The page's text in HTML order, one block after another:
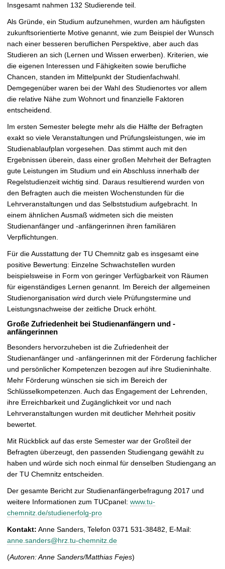
Insgesamt nahmen 132 Studierende teil.
Als Gründe, ein Studium aufzunehmen, wurden am häufigsten
zukunftsorientierte Motive genannt, wie zum Beispiel der Wunsch
nach einer besseren beruflichen Perspektive, aber auch das
Studieren an sich (Lernen und Wissen erwerben). Kriterien, wie
die eigenen Interessen und Fähigkeiten sowie berufliche
Chancen, standen im Mittelpunkt der Studienfachwahl.
Demgegenüber waren bei der Wahl des Studienortes vor allem
die relative Nähe zum Wohnort und finanzielle Faktoren
entscheidend.
Im ersten Semester belegte mehr als die Hälfte der Befragten
exakt so viele Veranstaltungen und Prüfungsleistungen, wie im
Studienablaufplan vorgesehen. Das stimmt auch mit den
Ergebnissen überein, dass einer großen Mehrheit der Befragten
gute Leistungen im Studium und ein Abschluss innerhalb der
Regelstudienzeit wichtig sind. Daraus resultierend wurden von
den Befragten auch die meisten Wochenstunden für die
Lehrveranstaltungen und das Selbststudium aufgebracht. In
einem ähnlichen Ausmaß widmeten sich die meisten
Studienanfänger und -anfängerinnen ihren familiären
Verpflichtungen.
Für die Ausstattung der TU Chemnitz gab es insgesamt eine
positive Bewertung: Einzelne Schwachstellen wurden
beispielsweise in Form von geringer Verfügbarkeit von Räumen
für eigenständiges Lernen genannt. Im Bereich der allgemeinen
Studienorganisation wird durch viele Prüfungstermine und
Leistungsnachweise der zeitliche Druck erhöht.
Große Zufriedenheit bei Studienanfängern und -
anfängerinnen
Besonders hervorzuheben ist die Zufriedenheit der
Studienanfänger und -anfängerinnen mit der Förderung fachlicher
und persönlicher Kompetenzen bezogen auf ihre Studieninhalte.
Mehr Förderung wünschen sie sich im Bereich der
Schlüsselkompetenzen. Auch das Engagement der Lehrenden,
ihre Erreichbarkeit und Zugänglichkeit vor und nach
Lehrveranstaltungen wurden mit deutlicher Mehrheit positiv
bewertet.
Mit Rückblick auf das erste Semester war der Großteil der
Befragten überzeugt, den passenden Studiengang gewählt zu
haben und würde sich noch einmal für denselben Studiengang an
der TU Chemnitz entscheiden.
Der gesamte Bericht zur Studienanfängerbefragung 2017 und
weitere Informationen zum TUCpanel: www.tu-
chemnitz.de/studienerfolg-pro
Kontakt: Anne Sanders, Telefon 0371 531-38482, E-Mail:
anne.sanders@hrz.tu-chemnitz.de
(Autoren: Anne Sanders/Matthias Fejes)